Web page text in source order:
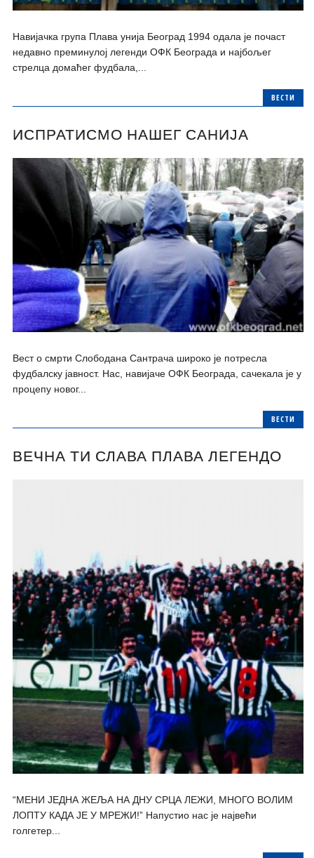
Навијачка група Плава унија Београд 1994 одала је почаст
недавно преминулој легенди ОФК Београда и најбољег
стрелца домаћег фудбала,...
ВЕСТИ
ИСПРАТИСМО НАШЕГ САНИЈА
Вест о смрти Слободана Сантрача широко је потресла
фудбалску јавност. Нас, навијаче ОФК Београда, сачекала је у
процепу новог...
ВЕСТИ
ВЕЧНА ТИ СЛАВА ПЛАВА ЛЕГЕНДО
“МЕНИ ЈЕДНА ЖЕЉА НА ДНУ СРЦА ЛЕЖИ, МНОГО ВОЛИМ
ЛОПТУ КАДА ЈЕ У МРЕЖИ!” Напустио нас је највећи
голгетер...